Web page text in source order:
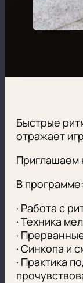
Быстрые
отражает
Приглашаем
В программе:
· Работа с
· Техника
·
· Синкопа и
· Практика